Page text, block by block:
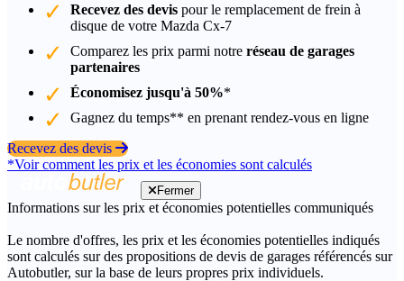
Recevez des devis pour le remplacement de frein à
disque de votre Mazda Cx-7
Comparez les prix parmi notre réseau de garages
partenaires
Économisez jusqu'à 50%*
Gagnez du temps** en prenant rendez-vous en ligne
Recevez des devis
*Voir comment les prix et les économies sont calculés
Fermer
Informations sur les prix et économies potentielles communiqués
Le nombre d'offres, les prix et les économies potentielles indiqués
sont calculés sur des propositions de devis de garages référencés sur
Autobutler, sur la base de leurs propres prix individuels.